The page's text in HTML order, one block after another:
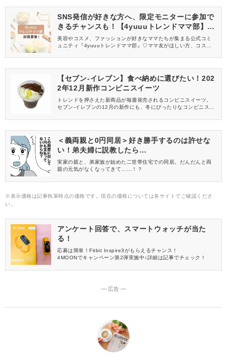
SNS発信が好きな方へ、限定モニターに参加で
きるチャンスも！【4yuuuトレンドママ部】部
員募集中
美容やコスメ、ファッションが好きなママたちが集まる公式コミ
ュニティ『4yuuuトレンドママ部』♡ママ友がほしい方、コスメサ
信してくれる方を募集しています！
【セブン-イレブン】食べ納めに選びたい！202
2年12月新作コンビニスイーツ
トレンドを押さえた新商品が毎週発売されるコンビニスイーツ。
セブン-イレブンの12月の新作にも、冬にぴったりなコンビニスイ
クアップしてみました。
＜義両親と0円同居＞好き勝手するのは許せな
い！弟夫婦に説教したら…
実家の親と、弟家族が始めた二世帯住宅での同居。だんだんと両
親の元気がなくなってきて……！？
※表示価格は記事執筆時点の価格です。現在の価格については各サイトでご確認くださ
い。
アンケート回答で、スマートウォッチが当た
る！
応募は簡単！Fitbit Inspire3がもらえるチャンス！
4MOONでキャンペーン第2弾実施中♪詳細は記事でチェック！
― 広告 ―